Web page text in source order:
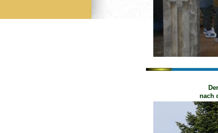
Der
nach